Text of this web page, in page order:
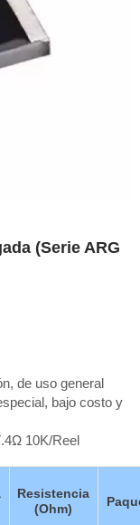
(Serie ARG
de uso general
bajo costo y
10K/Reel
Resistencia
(Ohm)